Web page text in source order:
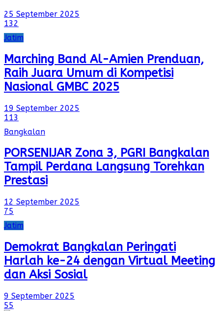
25 September 2025
132
Jatim
Marching Band Al-Amien Prenduan,
Raih Juara Umum di Kompetisi
Nasional GMBC 2025
19 September 2025
113
Bangkalan
PORSENIJAR Zona 3, PGRI Bangkalan
Tampil Perdana Langsung Torehkan
Prestasi
12 September 2025
75
Jatim
Demokrat Bangkalan Peringati
Harlah ke-24 dengan Virtual Meeting
dan Aksi Sosial
9 September 2025
55